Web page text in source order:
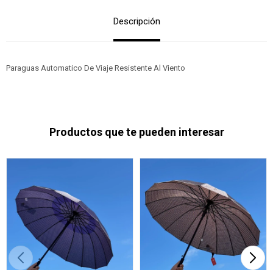
Descripción
Paraguas Automatico De Viaje Resistente Al Viento
Productos que te pueden interesar